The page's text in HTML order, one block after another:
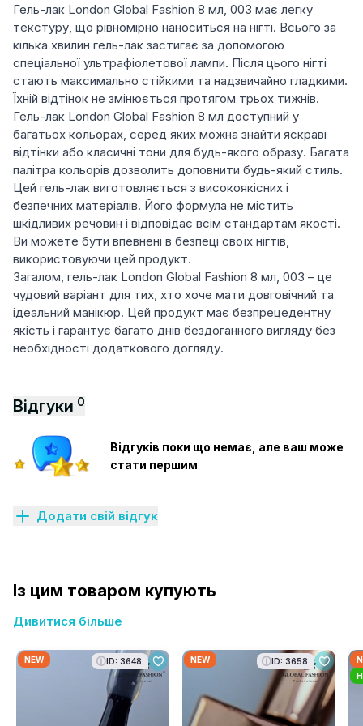
Гель-лак London Global Fashion 8 мл, 003 має легку
текстуру, що рівномірно наноситься на нігті. Всього за
кілька хвилин гель-лак застигає за допомогою
спеціальної ультрафіолетової лампи. Після цього нігті
стають максимально стійкими та надзвичайно гладкими.
Їхній відтінок не змінюється протягом трьох тижнів.
Гель-лак London Global Fashion 8 мл доступний у
багатьох кольорах, серед яких можна знайти яскраві
відтінки або класичні тони для будь-якого образу. Багата
палітра кольорів дозволить доповнити будь-який стиль.
Цей гель-лак виготовляється з високоякісних і
безпечних матеріалів. Його формула не містить
шкідливих речовин і відповідає всім стандартам якості.
Ви можете бути впевнені в безпеці своїх нігтів,
використовуючи цей продукт.
Загалом, гель-лак London Global Fashion 8 мл, 003 – це
чудовий варіант для тих, хто хоче мати довговічний та
ідеальний манікюр. Цей продукт має безпрецедентну
якість і гарантує багато днів бездоганного вигляду без
необхідності додаткового догляду.
Відгуки 0
Відгуків поки що немає, але ваш може
стати першим
Додати свій відгук
Із цим товаром купують
Дивитися більше
NEW ID: 3648 NEW ID: 3658